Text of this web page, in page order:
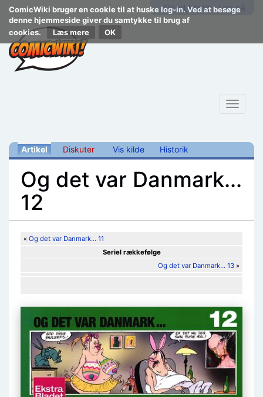
ComicWiki bruger en cookie til at huske log-in. Ved at besøge
denne hjemmeside giver du samtykke til brug af
cookies.
Læs mere
Opret konto Log på
Toggle
Artikel Diskuter Vis kilde Historik
Og det var Danmark...
12
« Og det var Danmark... 11
Seriel rækkefølge
Og det var Danmark... 13 »